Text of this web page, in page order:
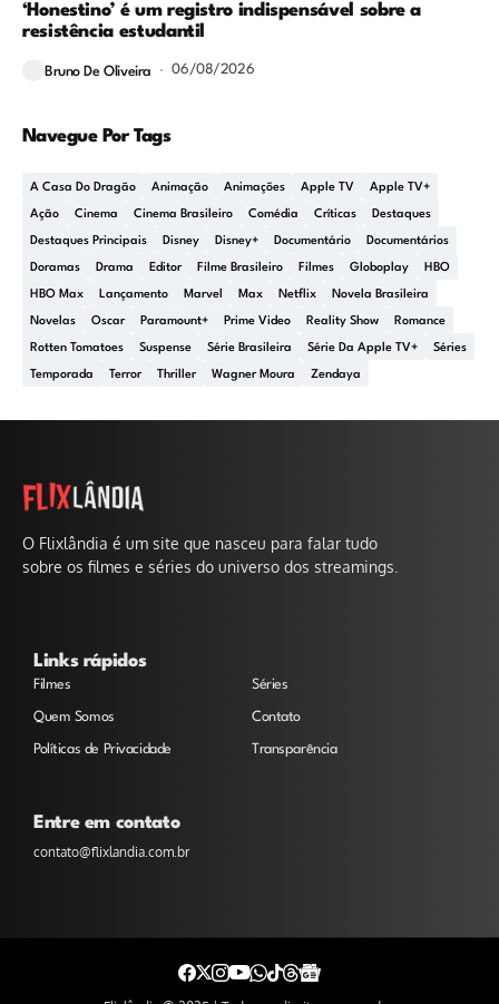
‘Honestino’ é um registro indispensável sobre a
resistência estudantil
Bruno De Oliveira 06/08/2026
Navegue Por Tags
A Casa Do Dragão Animação Animações Apple TV Apple TV+
Ação Cinema Cinema Brasileiro Comédia Críticas Destaques
Destaques Principais Disney Disney+ Documentário Documentários
Doramas Drama Editor Filme Brasileiro Filmes Globoplay HBO
HBO Max Lançamento Marvel Max Netflix Novela Brasileira
Novelas Oscar Paramount+ Prime Video Reality Show Romance
Rotten Tomatoes Suspense Série Brasileira Série Da Apple TV+ Séries
Temporada Terror Thriller Wagner Moura Zendaya
O Flixlândia é um site que nasceu para falar tudo
sobre os filmes e séries do universo dos streamings.
Links rápidos
Filmes Séries
Quem Somos Contato
Políticas de Privacidade Transparência
Entre em contato
contato@flixlandia.com.br